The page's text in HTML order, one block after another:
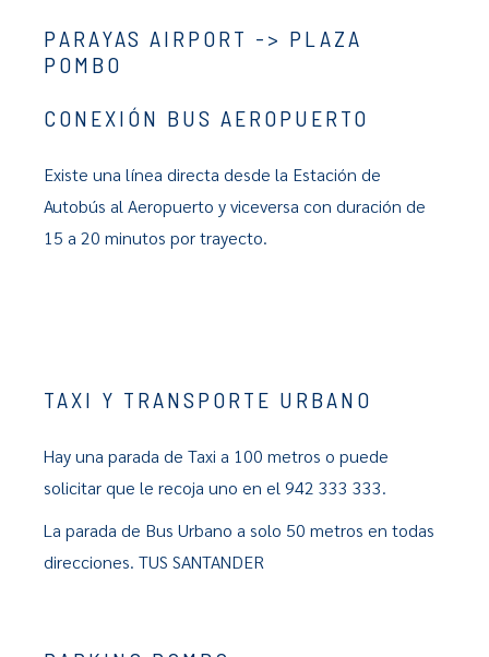
PARAYAS AIRPORT -> PLAZA
POMBO
CONEXIÓN BUS AEROPUERTO
Existe una línea directa desde la Estación de
Autobús al Aeropuerto y viceversa con duración de
15 a 20 minutos por trayecto.
TAXI Y TRANSPORTE URBANO
Hay una parada de Taxi a 100 metros o puede
solicitar que le recoja uno en el 942 333 333.
La parada de Bus Urbano a solo 50 metros en todas
direcciones. TUS SANTANDER